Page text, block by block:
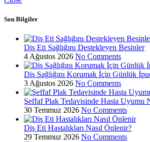
Son Bilgiler
Diş Eti Sağlığını Destekleyen Besinler
4 Ağustos 2026 No Comments
Diş Sağlığını Korumak İçin Günlük
3 Ağustos 2026 No Comments
Şeffaf Plak Tedavisinde Hasta Uyumu
30 Temmuz 2026 No Comments
Diş Eti Hastalıkları Nasıl Önlenir?
29 Temmuz 2026 No Comments